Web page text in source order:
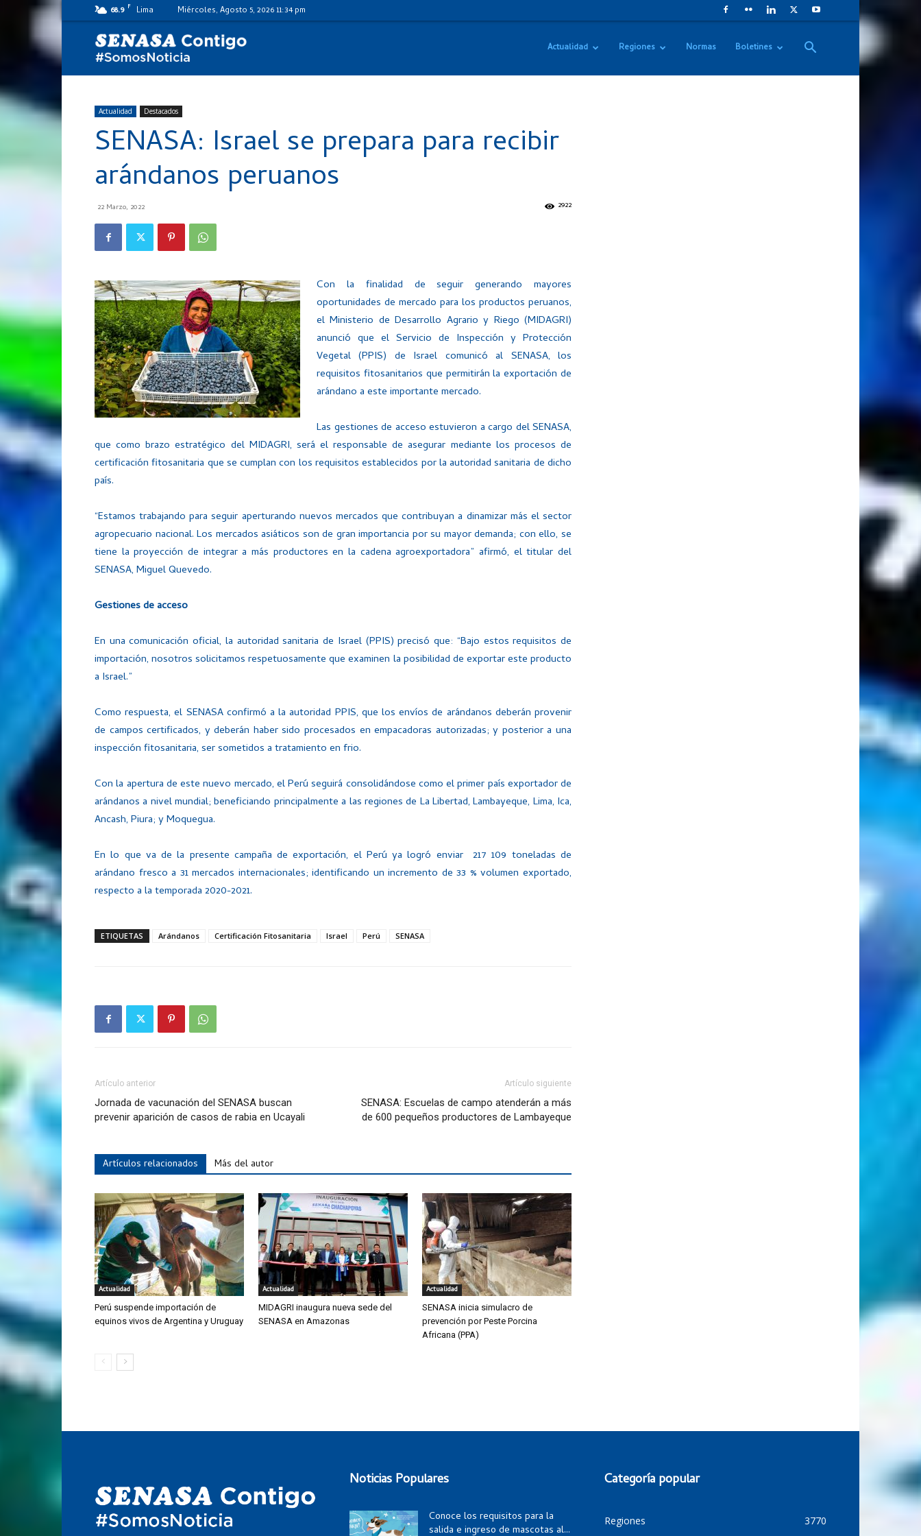
68.9 F Lima Miércoles, Agosto 5, 2026 11:34 pm
Actualidad Regiones Normas Boletines
Actualidad Destacados
SENASA: Israel se prepara para recibir
arándanos peruanos
22 Marzo, 2022 2922
Con la finalidad de seguir generando mayores
oportunidades de mercado para los productos peruanos,
el Ministerio de Desarrollo Agrario y Riego (MIDAGRI)
anunció que el Servicio de Inspección y Protección
Vegetal (PPIS) de Israel comunicó al SENASA, los
requisitos fitosanitarios que permitirán la exportación de
arándano a este importante mercado.
Las gestiones de acceso estuvieron a cargo del SENASA,
que como brazo estratégico del MIDAGRI, será el responsable de asegurar mediante los procesos de
certificación fitosanitaria que se cumplan con los requisitos establecidos por la autoridad sanitaria de dicho
país.
“Estamos trabajando para seguir aperturando nuevos mercados que contribuyan a dinamizar más el sector
agropecuario nacional. Los mercados asiáticos son de gran importancia por su mayor demanda; con ello, se
tiene la proyección de integrar a más productores en la cadena agroexportadora” afirmó, el titular del
SENASA, Miguel Quevedo.
Gestiones de acceso
En una comunicación oficial, la autoridad sanitaria de Israel (PPIS) precisó que: “Bajo estos requisitos de
importación, nosotros solicitamos respetuosamente que examinen la posibilidad de exportar este producto
a Israel.”
Como respuesta, el SENASA confirmó a la autoridad PPIS, que los envíos de arándanos deberán provenir
de campos certificados, y deberán haber sido procesados en empacadoras autorizadas; y posterior a una
inspección fitosanitaria, ser sometidos a tratamiento en frio.
Con la apertura de este nuevo mercado, el Perú seguirá consolidándose como el primer país exportador de
arándanos a nivel mundial; beneficiando principalmente a las regiones de La Libertad, Lambayeque, Lima, Ica,
Ancash, Piura; y Moquegua.
En lo que va de la presente campaña de exportación, el Perú ya logró enviar 217 109 toneladas de
arándano fresco a 31 mercados internacionales; identificando un incremento de 33 % volumen exportado,
respecto a la temporada 2020-2021.
ETIQUETAS Arándanos Certificación Fitosanitaria Israel Perú SENASA
Artículo anterior
Jornada de vacunación del SENASA buscan
prevenir aparición de casos de rabia en Ucayali
Artículo siguiente
SENASA: Escuelas de campo atenderán a más
de 600 pequeños productores de Lambayeque
Artículos relacionados Más del autor
Actualidad
Perú suspende importación de
equinos vivos de Argentina y Uruguay
Actualidad
MIDAGRI inaugura nueva sede del
SENASA en Amazonas
Actualidad
SENASA inicia simulacro de
prevención por Peste Porcina
Africana (PPA)
Noticias Populares
Conoce los requisitos para la
salida e ingreso de mascotas al...
Categoría popular
Regiones
3770